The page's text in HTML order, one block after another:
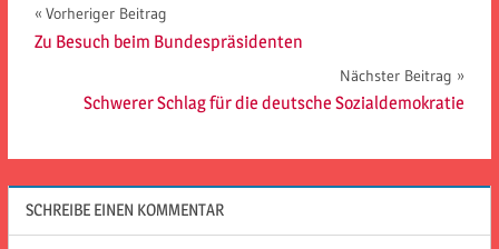
Beitragsnavigation
Vorheriger Beitrag
Zu Besuch beim Bundespräsidenten
Nächster Beitrag
Schwerer Schlag für die deutsche Sozialdemokratie
SCHREIBE EINEN KOMMENTAR